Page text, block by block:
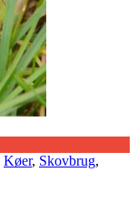
Køer, Skovbrug,